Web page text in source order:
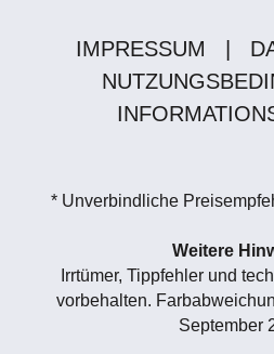
IMPRESSUM
* Unverbindliche
Weitere
Irrtümer, Tippfehler und
vorbehalten.
September